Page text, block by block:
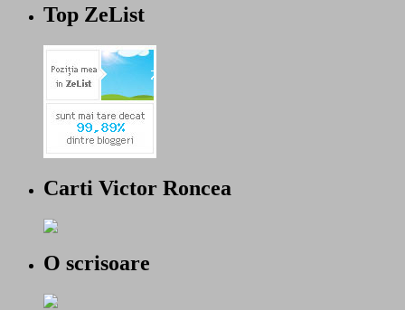
Top ZeList
Carti Victor Roncea
O scrisoare